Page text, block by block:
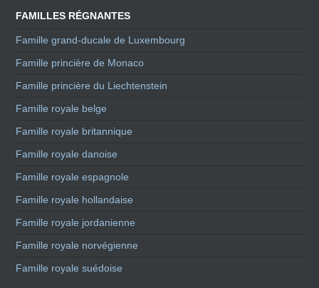
FAMILLES RÉGNANTES
Famille grand-ducale de Luxembourg
Famille princière de Monaco
Famille princière du Liechtenstein
Famille royale belge
Famille royale britannique
Famille royale danoise
Famille royale espagnole
Famille royale hollandaise
Famille royale jordanienne
Famille royale norvégienne
Famille royale suédoise